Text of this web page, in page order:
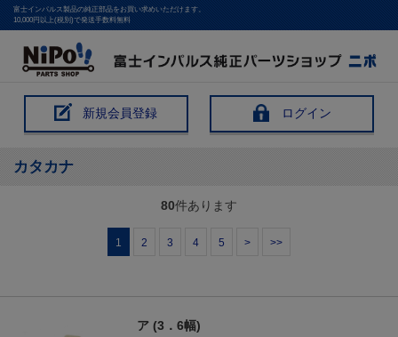
富士インパルス製品の純正部品をお買い求めいただけます。
10,000円以上(税別)で発送手数料無料
新規会員登録 ログイン
カタカナ
80件あります
1 2 3 4 5 > >>
ア (3．6幅)